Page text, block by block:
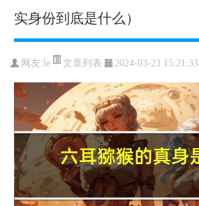
实身份到底是什么）
网友: le 文章列表 2024-03-23 15:21:33